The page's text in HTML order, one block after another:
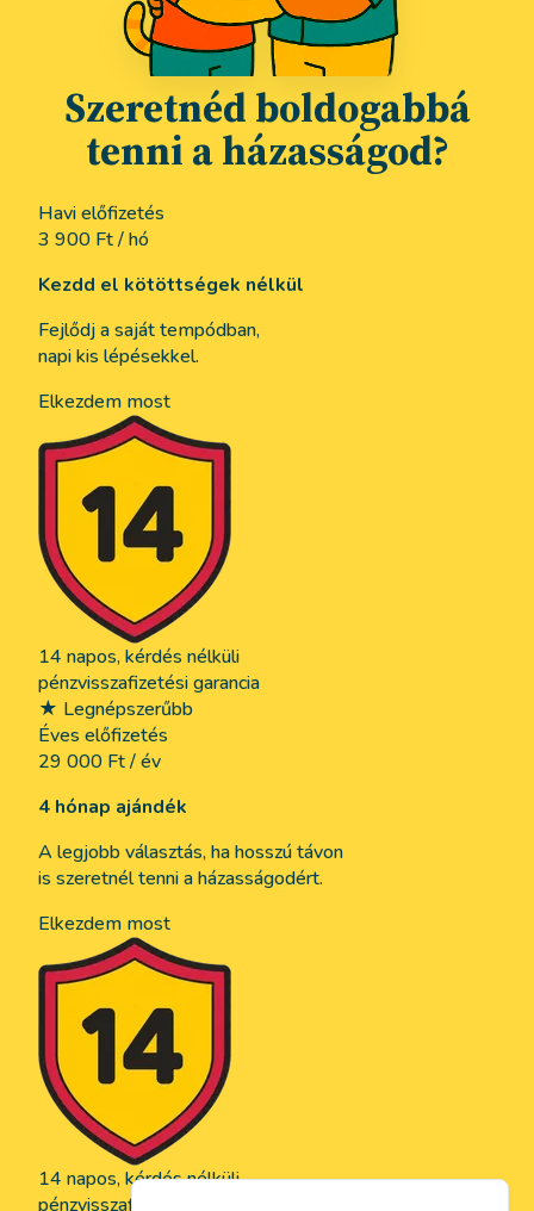
Szeretnéd boldogabbá
tenni a házasságod?
Havi előfizetés
3 900 Ft/ hó
Kezdd el kötöttségek nélkül
Fejlődj a saját tempódban,
napi kis lépésekkel.
Elkezdem most
14 napos, kérdés nélküli
pénzvisszafizetési garancia
★ Legnépszerűbb
Éves előfizetés
29 000 Ft/ év
4 hónap ajándék
A legjobb választás, ha hosszú távon
is szeretnél tenni a házasságodért.
Elkezdem most
14 napos, kérdés nélküli
pénzvisszafizetési garancia